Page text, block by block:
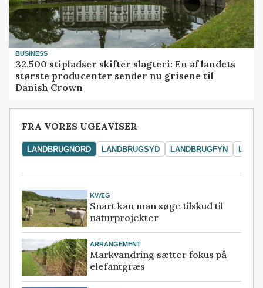
BUSINESS
32.500 stipladser skifter slagteri: En af landets
største producenter sender nu grisene til
Danish Crown
FRA VORES UGEAVISER
LANDBRUGNORD LANDBRUGSYD LANDBRUGFYN
KVÆG
Snart kan man søge tilskud til
naturprojekter
ARRANGEMENT
Markvandring sætter fokus på
elefantgræs